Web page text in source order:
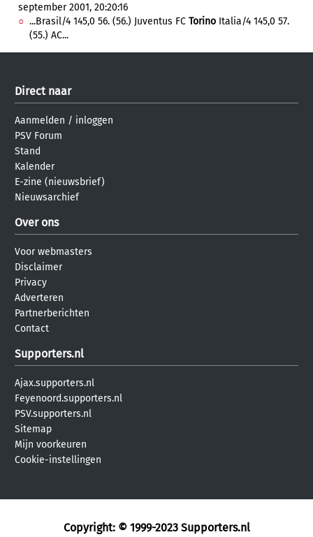
september 2001, 20:20:16
...Brasil/4 145,0 56. (56.) Juventus FC Torino Italia/4 145,0 57.
(55.) AC...
Direct naar
Aanmelden / inloggen
PSV Forum
Stand
Kalender
E-zine (nieuwsbrief)
Nieuwsarchief
Over ons
Voor webmasters
Disclaimer
Privacy
Adverteren
Partnerberichten
Contact
Supporters.nl
Ajax.supporters.nl
Feyenoord.supporters.nl
PSV.supporters.nl
Sitemap
Mijn voorkeuren
Cookie-instellingen
Copyright: © 1999-2023 Supporters.nl